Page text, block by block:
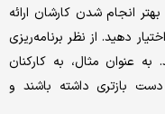
انجام شدن کارشان ارائه
دهید. از نظر برنامه‌‌ریزی
به عنوان مثال، به کارکنان
بازتری داشته باشند و